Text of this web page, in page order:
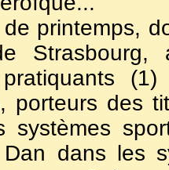
printemps,
Strasbourg,
porteurs des
systèmes
dans les